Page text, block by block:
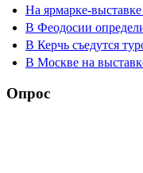
На ярмарке-
В Феодосии
В Керчь съедутся
В Москве на
Опрос